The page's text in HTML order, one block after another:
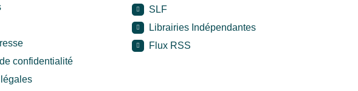
confidentialité
SLF
Librairies Indépendantes
Flux RSS